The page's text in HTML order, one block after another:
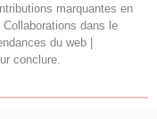
marquantes en
dans le
du web |
conclure.